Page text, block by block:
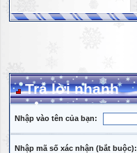
Trả lời nhanh
Nhập vào tên của bạn:
Nhập mã số xác nhận (bắt buộc):